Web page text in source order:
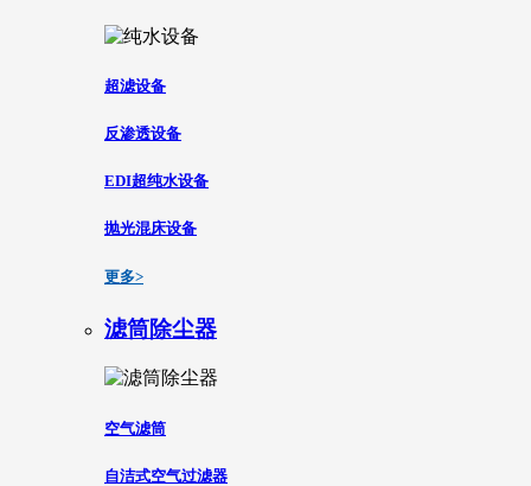
超滤设备
反渗透设备
EDI超纯水设备
抛光混床设备
更多>
滤筒除尘器
空气滤筒
自洁式空气过滤器